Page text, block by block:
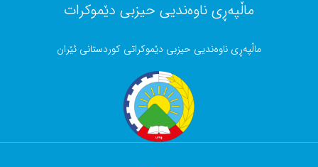
ماڵپەڕی ناوەندیی حیزبی دێموکرات
ماڵپەڕی ناوەندیی حیزبی دێموکراتی کوردستانی ئێران